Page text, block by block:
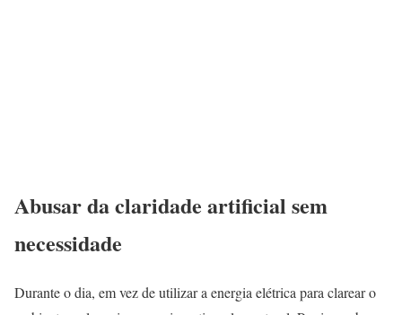
Abusar da claridade artificial sem
necessidade
Durante o dia, em vez de utilizar a energia elétrica para clarear o